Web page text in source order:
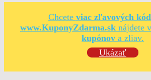
Chcete viac zľavových
www.KuponyZdarma.sk nájdete
kupónov a zliav.
Ukázať